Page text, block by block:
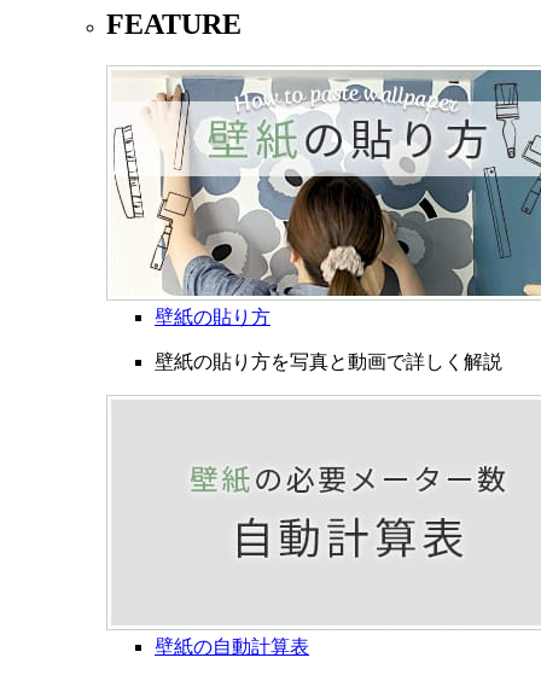
FEATURE
壁紙の貼り方
壁紙の貼り方を写真と動画で詳しく解説
壁紙の自動計算表